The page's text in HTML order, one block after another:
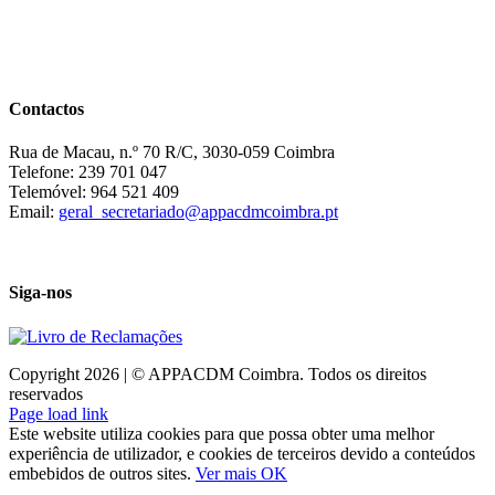
Contactos
Rua de Macau, n.º 70 R/C, 3030-059 Coimbra
Telefone: 239 701 047
Telemóvel: 964 521 409
Email: geral_secretariado@appacdmcoimbra.pt
Siga-nos
Copyright 2026 | © APPACDM Coimbra. Todos os direitos
reservados
Page load link
Este website utiliza cookies para que possa obter uma melhor
experiência de utilizador, e cookies de terceiros devido a conteúdos
embebidos de outros sites. Ver mais OK